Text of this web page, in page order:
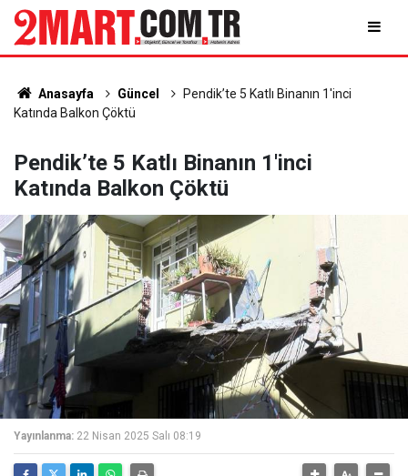
Anasayfa Güncel
Pendik’te 5 Katlı Binanın 1'inci
Katında Balkon Çöktü
Pendik’te 5 Katlı Binanın 1'inci
Katında Balkon Çöktü
Yayınlanma: 22 Nisan 2025 Salı 08:19